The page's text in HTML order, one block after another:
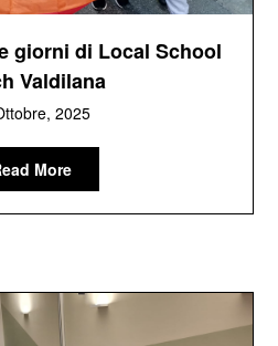
giorni di Local School
Valdilana
2025
More